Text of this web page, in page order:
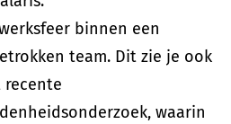
binnen een
team. Dit zie je ook
recente
waarin